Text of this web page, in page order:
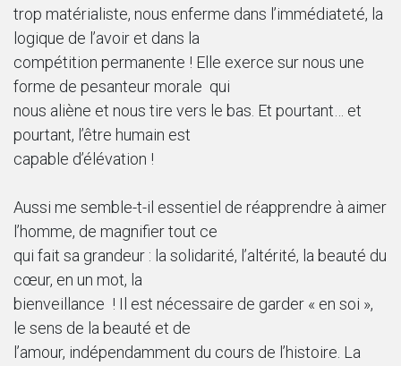
trop matérialiste, nous enferme dans l’immédiateté, la
logique de l’avoir et dans la
compétition permanente ! Elle exerce sur nous une
forme de pesanteur morale qui
nous aliène et nous tire vers le bas. Et pourtant… et
pourtant, l’être humain est
capable d’élévation !
Aussi me semble-t-il essentiel de réapprendre à aimer
l’homme, de magnifier tout ce
qui fait sa grandeur : la solidarité, l’altérité, la beauté du
cœur, en un mot, la
bienveillance ! Il est nécessaire de garder « en soi »,
le sens de la beauté et de
l’amour, indépendamment du cours de l’histoire. La